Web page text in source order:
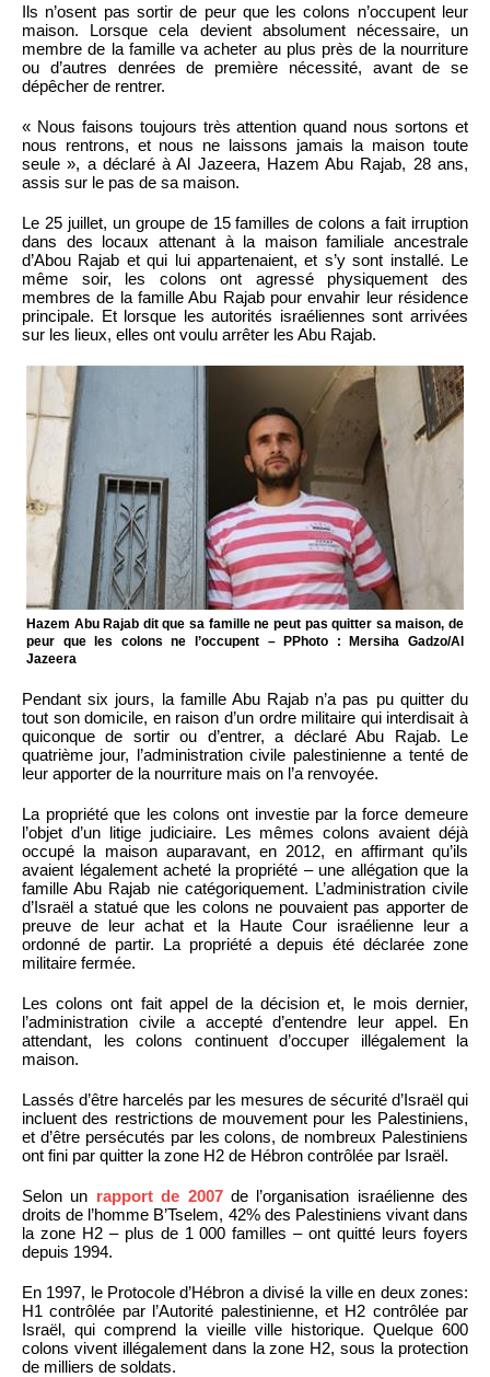
Ils n’osent pas sortir de peur que les colons n’occupent leur
maison. Lorsque cela devient absolument nécessaire, un
membre de la famille va acheter au plus près de la nourriture
ou d’autres denrées de première nécessité, avant de se
dépêcher de rentrer.
« Nous faisons toujours très attention quand nous sortons et
nous rentrons, et nous ne laissons jamais la maison toute
seule », a déclaré à Al Jazeera, Hazem Abu Rajab, 28 ans,
assis sur le pas de sa maison.
Le 25 juillet, un groupe de 15 familles de colons a fait irruption
dans des locaux attenant à la maison familiale ancestrale
d’Abou Rajab et qui lui appartenaient, et s’y sont installé. Le
même soir, les colons ont agressé physiquement des
membres de la famille Abu Rajab pour envahir leur résidence
principale. Et lorsque les autorités israéliennes sont arrivées
sur les lieux, elles ont voulu arrêter les Abu Rajab.
Hazem Abu Rajab dit que sa famille ne peut pas quitter sa maison, de
peur que les colons ne l’occupent – PPhoto : Mersiha Gadzo/Al
Jazeera
Pendant six jours, la famille Abu Rajab n’a pas pu quitter du
tout son domicile, en raison d’un ordre militaire qui interdisait à
quiconque de sortir ou d’entrer, a déclaré Abu Rajab. Le
quatrième jour, l’administration civile palestinienne a tenté de
leur apporter de la nourriture mais on l’a renvoyée.
La propriété que les colons ont investie par la force demeure
l’objet d’un litige judiciaire. Les mêmes colons avaient déjà
occupé la maison auparavant, en 2012, en affirmant qu’ils
avaient légalement acheté la propriété – une allégation que la
famille Abu Rajab nie catégoriquement. L’administration civile
d’Israël a statué que les colons ne pouvaient pas apporter de
preuve de leur achat et la Haute Cour israélienne leur a
ordonné de partir. La propriété a depuis été déclarée zone
militaire fermée.
Les colons ont fait appel de la décision et, le mois dernier,
l’administration civile a accepté d’entendre leur appel. En
attendant, les colons continuent d’occuper illégalement la
maison.
Lassés d’être harcelés par les mesures de sécurité d’Israël qui
incluent des restrictions de mouvement pour les Palestiniens,
et d’être persécutés par les colons, de nombreux Palestiniens
ont fini par quitter la zone H2 de Hébron contrôlée par Israël.
Selon un rapport de 2007de l’organisation israélienne des
droits de l’homme B’Tselem, 42% des Palestiniens vivant dans
la zone H2 – plus de 1 000 familles – ont quitté leurs foyers
depuis 1994.
En 1997, le Protocole d’Hébron a divisé la ville en deux zones:
H1 contrôlée par l’Autorité palestinienne, et H2 contrôlée par
Israël, qui comprend la vieille ville historique. Quelque 600
colons vivent illégalement dans la zone H2, sous la protection
de milliers de soldats.